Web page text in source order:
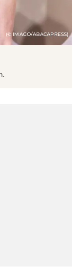
(© IMAGO/ABACAPRESS)